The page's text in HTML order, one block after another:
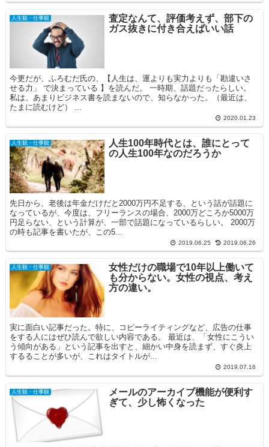
人生観・仕事観
査定なんて、評価考えず、部下の
ガス抜きに付き合えばいい話
今更だが、ふろむだ氏の、【人生は、運よりも実力よりも「勘違いさ
せる力」 で決まっている 】を読んだ。 一時期、話題だったらしい。
私は、あまりビジネス書を読まないので、知らなかった。（最近は、
たまに読むけど） ...
2020.01.23
人生観・仕事観
人生100年時代とは、誰にとって
の人生100年なのだろうか
先日から、老後は年金だけだと2000万円不足する、という話が話題に
なっているが、今度は、フリーランスの場合、2000万どころか5000万
円足らない、という計算が、一部で話題になっているらしい。 2000万
の時も記事を書いたが、この5...
2019.06.25 2019.06.26
人生観・仕事観
女性だけの職場で10年以上働いて
も分からない。女性の視点、考え
方の違い。
実に面白い記事だった。特に、コピーライティングなど、広告の仕事
をする人にはぜひ読んで欲しい内容である。 最近は、「女性にこうい
う傾向がある」という記事を出すと、細かい中身を読まず、すぐ炎上
するることが多いが、これはタイトルが...
2019.07.16
人生観・仕事観
メールのアーカイブ機能が便利す
ぎて、少し怖くなった